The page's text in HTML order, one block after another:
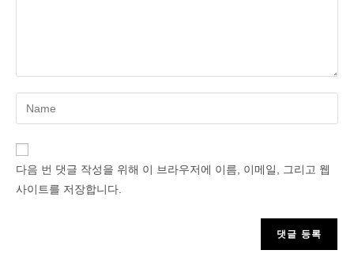
your
name
다음 번 댓글 작성을 위해 이 브라우저에 이름, 이메일, 그리고 웹
사이트를 저장합니다.